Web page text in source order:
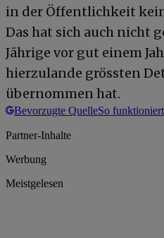
in der Öffentlichkeit
Das hat sich auch nicht
Jährige vor gut einem
hierzulande grössten
übernommen hat.
Bevorzugte QuelleSo
Partner-Inhalte
Werbung
Meistgelesen